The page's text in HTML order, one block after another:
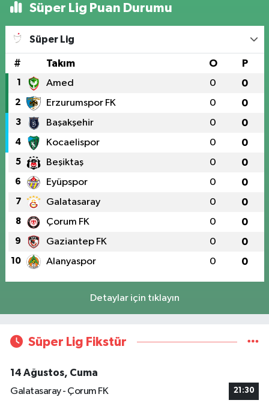
Süper Lig Puan Durumu
Süper Lig
# Takım O P
1 Amed 0 0
2 Erzurumspor FK 0 0
3 Başakşehir 0 0
4 Kocaelispor 0 0
5 Beşiktaş 0 0
6 Eyüpspor 0 0
7 Galatasaray 0 0
8 Çorum FK 0 0
9 Gaziantep FK 0 0
10 Alanyaspor 0 0
Detaylar için tıklayın
Süper Lig Fikstür
14 Ağustos, Cuma
Galatasaray - Çorum FK
21:30